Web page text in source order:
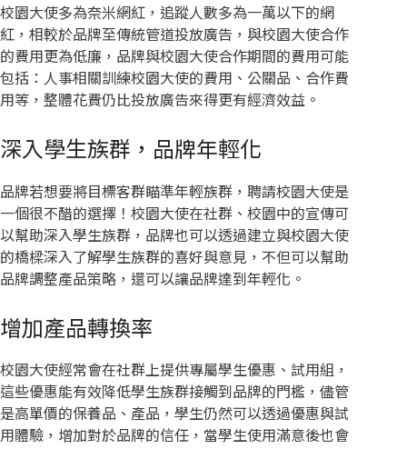
校園大使多為奈米網紅，追蹤人數多為一萬以下的網
紅，相較於品牌至傳統管道投放廣告，與校園大使合作
的費用更為低廉，品牌與校園大使合作期間的費用可能
包括：人事相關訓練校園大使的費用、公關品、合作費
用等，整體花費仍比投放廣告來得更有經濟效益。
深入學生族群，品牌年輕化
品牌若想要將目標客群瞄準年輕族群，聘請校園大使是
一個很不醋的選擇！校園大使在社群、校園中的宣傳可
以幫助深入學生族群，品牌也可以透過建立與校園大使
的橋樑深入了解學生族群的喜好與意見，不但可以幫助
品牌調整產品策略，還可以讓品牌達到年輕化。
增加產品轉換率
校園大使經常會在社群上提供專屬學生優惠、試用組，
這些優惠能有效降低學生族群接觸到品牌的門檻，儘管
是高單價的保養品、產品，學生仍然可以透過優惠與試
用體驗，增加對於品牌的信任，當學生使用滿意後也會